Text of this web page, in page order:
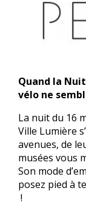
Quand la
vélo ne
La nuit du 16
Ville Lumière
avenues, de
musées vous
Son mode
posez pied à
!